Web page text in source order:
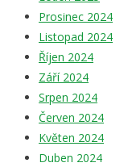
Prosinec 2024
Listopad 2024
Říjen 2024
Září 2024
Srpen 2024
Červen 2024
Květen 2024
Duben 2024